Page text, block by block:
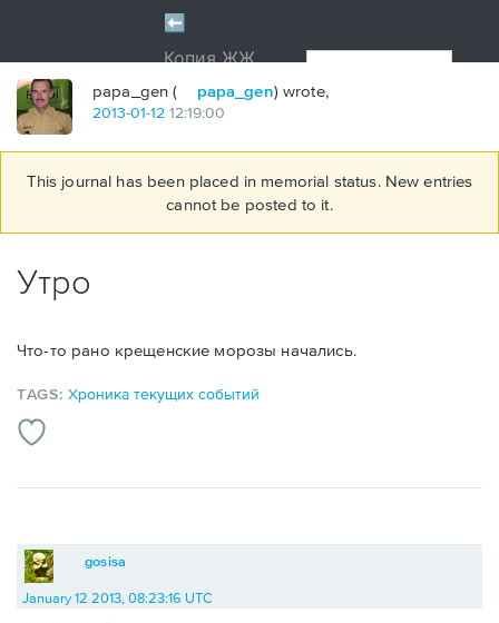
papa_gen ( papa_gen) wrote,
2013-01-12 12:19:00
This journal has been placed in memorial status. New entries
cannot be posted to it.
Утро
Что-то рано крещенские морозы начались.
TAGS:Хроника текущих событий
gosisa
January 12 2013, 08:23:16 UTC